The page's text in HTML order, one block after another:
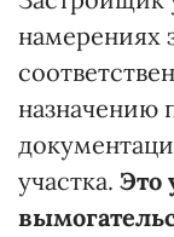
намерениях
назначению
участка. Это